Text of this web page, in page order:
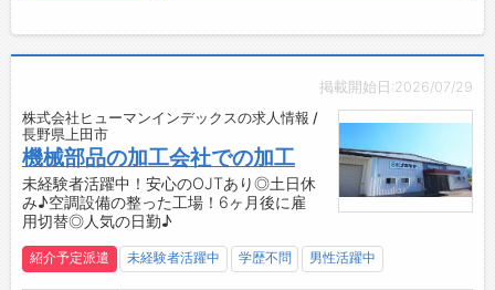
♪
・リフレッシュするための時間もしっかり確保
できます◎
【こんな方にオススメ♪】
・ファイトのある方！
【環境面等】
・制服あり！服装の心配も不要◎
掲載開始日:2026/07/29
株式会社ヒューマンインデックスの求人情報 /
長野県上田市
機械部品の加工会社での加工
未経験者活躍中！安心のOJTあり◎土日休
み♪空調設備の整った工場！6ヶ月後に雇
用切替◎人気の日勤♪
紹介予定派遣 未経験者活躍中 学歴不問 男性活躍中